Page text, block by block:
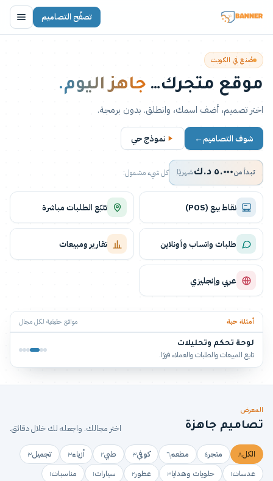
تصفّح التصاميم
صُنع في الكويت
موقع متجرك… جاهز اليوم.
اختر تصميم، أضف اسمك، وانطلق. بدون برمجة.
شوف التصاميم→ نموذج حي
تبدأ من٥.٠٠٠ د.ك شهريًا كل شيء مشمول:
نقاط بيع (POS) تتبّع الطلبات مباشرة
طلبات واتساب وأونلاين تقارير ومبيعات
عربي وإنجليزي
أمثلة حية مواقع حقيقية لكل مجال
لوحة تحكم وتحليلات
تابع المبيعات والطلبات والعملاء فورًا.
المعرض
تصاميم جاهزة اختر مجالك. واجعله لك خلال دقائق.
الكل٨ متجر٤ مطعم٦ كوفي٣ طبي٢ أزياء٣ تجميل٣
عدسات١ حلويات وهدايا٣ عطور٢ سيارات١ مناسبات١